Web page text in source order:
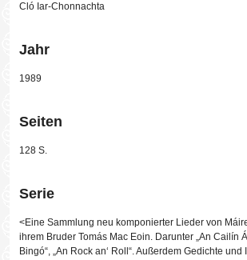
Cló Iar-Chonnachta
Jahr
1989
Seiten
128 S.
Serie
<Eine Sammlung neu komponierter Lieder von
ihrem Bruder Tomás Mac Eoin. Darunter „An Cailín
Bingó“, „An Rock an‘ Roll“. Außerdem Gedichte und